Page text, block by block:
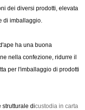
dei diversi prodotti, elevata
di imballaggio.
ha una buona
nella confezione, ridurre il
per l'imballaggio di prodotti
strutturale dicustodia in carta